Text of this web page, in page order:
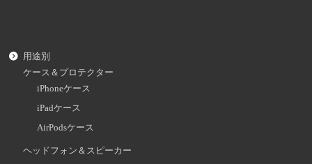
用途別
ケース＆プロテクター
iPhoneケース
iPadケース
AirPodsケース
ヘッドフォン＆スピーカー